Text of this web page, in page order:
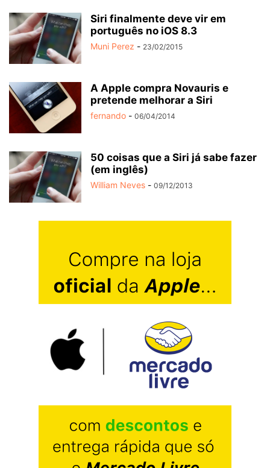
Siri finalmente deve vir em
português no iOS 8.3
Muni Perez - 23/02/2015
A Apple compra Novauris e
pretende melhorar a Siri
fernando - 06/04/2014
50 coisas que a Siri já sabe fazer
(em inglês)
William Neves - 09/12/2013